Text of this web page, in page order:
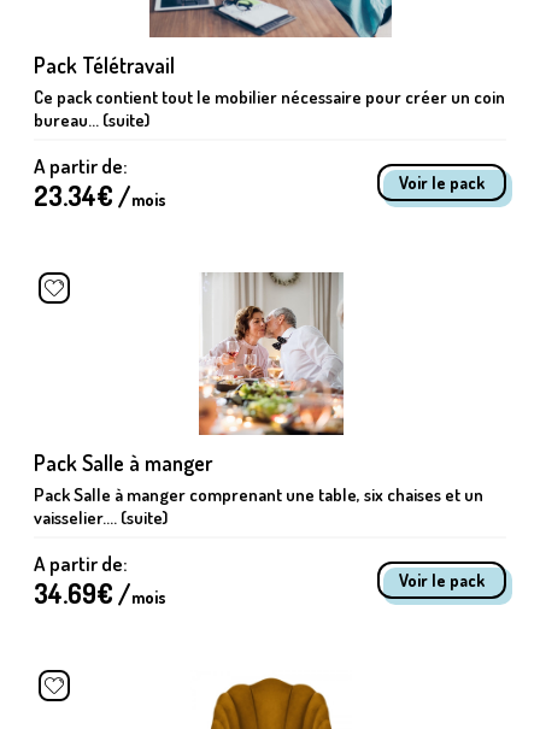
Pack Télétravail
Ce pack contient tout le mobilier nécessaire pour créer un coin
bureau... (suite)
A partir de:
23.34€ /mois
Voir le pack
Pack Salle à manger
Pack Salle à manger comprenant une table, six chaises et un
vaisselier.... (suite)
A partir de:
34.69€ /mois
Voir le pack